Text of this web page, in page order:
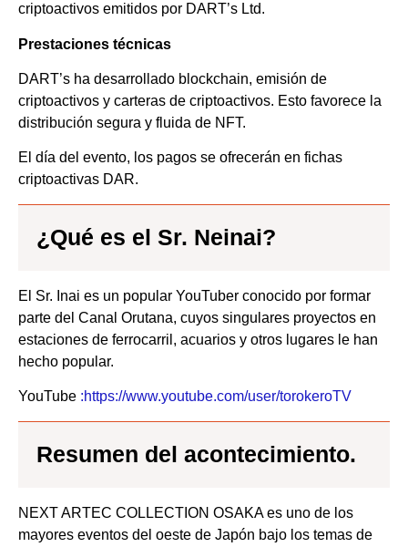
criptoactivos emitidos por DART’s Ltd.
Prestaciones técnicas
DART’s ha desarrollado blockchain, emisión de
criptoactivos y carteras de criptoactivos. Esto favorece la
distribución segura y fluida de NFT.
El día del evento, los pagos se ofrecerán en fichas
criptoactivas DAR.
¿Qué es el Sr. Neinai?
El Sr. Inai es un popular YouTuber conocido por formar
parte del Canal Orutana, cuyos singulares proyectos en
estaciones de ferrocarril, acuarios y otros lugares le han
hecho popular.
YouTube :https://www.youtube.com/user/torokeroTV
Resumen del acontecimiento.
NEXT ARTEC COLLECTION OSAKA es uno de los
mayores eventos del oeste de Japón bajo los temas de